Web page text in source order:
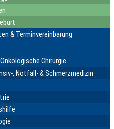
& Terminvereinbarung
Chirurgie
, Notfall- & Schmerzmedizin